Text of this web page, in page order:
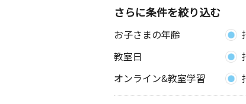
さらに条件を絞り込む
お子さまの年齢
教室日
オンライン&教室学習